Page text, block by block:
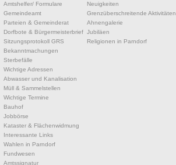
Amtshelfer/ Formulare
Gemeindeamt
Parteien & Gemeinderat
Dorfbote & Bürgermeisterbrief
Sitzungsprotokoll GRS
Bekanntmachungen
Sterbefälle
Wichtige Adressen
Abwasser und Kanalisation
Müll & Sammelstellen
Wichtige Termine
Bauhof
Jobbörse
Kataster & Flächenwidmung
Interessante Links
Wahlen in Parndorf
Fundwesen
Amtssignatur
Neuigkeiten
Grenzüberschreitende Aktivitäten
Ahnengalerie
Jubiläen
Religionen in Parndorf